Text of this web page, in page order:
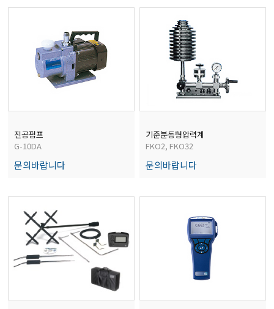
진공펌프
G-10DA
문의바랍니다
기준분동형압력계
FKO2, FKO32
문의바랍니다